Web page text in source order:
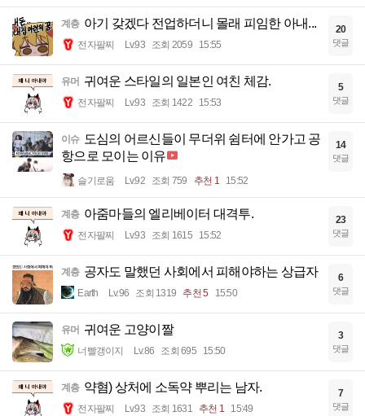
계층 아기 갖겠다 전업하더니 몰래 피임한 아내...
전자팔찌 Lv.93 조회 2059 15:55
20
댓글
유머 귀여운 스타일의 일본인 여친 체감.
전자팔찌 Lv.93 조회 1422 15:53
5
댓글
이슈 도심의 어르신들이 무더위 쉼터에 안가고 공
항으로 모이는 이유
슬기로움 Lv.92 조회 759 추천 1 15:52
14
댓글
계층 아줌마들의 엘리베이터 대격투.
전자팔찌 Lv.93 조회 1615 15:52
23
댓글
계층 공자도 말했던 사회에서 피해야하는 상급자
Earth Lv.96 조회 1319 추천 5 15:50
6
댓글
유머 귀여운 고양이짤
너빨갱이지 Lv.86 조회 695 15:50
3
댓글
계층 약혐) 상처에 소독약 뿌리는 남자.
전자팔찌 Lv.93 조회 1631 추천 1 15:49
7
댓글